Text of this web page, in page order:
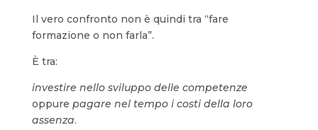
Il vero confronto non è quindi tra “fare
formazione o non farla”.
È tra:
investire nello sviluppo delle competenze
oppure pagare nel tempo i costi della loro
assenza.